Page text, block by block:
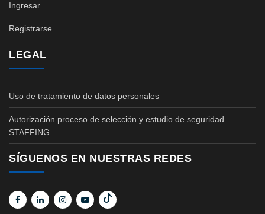
Ingresar
Registrarse
LEGAL
Uso de tratamiento de datos personales
Autorización proceso de selección y estudio de seguridad
STAFFING
SÍGUENOS EN NUESTRAS REDES